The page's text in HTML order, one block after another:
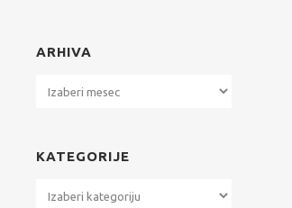
ARHIVA
Arhiva
KATEGORIJE
Kategorije